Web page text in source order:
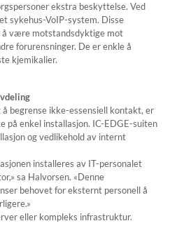
ekstra beskyttelse. Ved
sykehus-VoIP-system. Disse
å være motstandsdyktige mot
forurensninger. De er enkle å
kjemikalier.
begrense ikke-essensiell kontakt, er
på enkel installasjon. IC-EDGE-suiten
og vedlikehold av internt
installeres av IT-personalet
sa Halvorsen. «Denne
behovet for eksternt personell å
eller kompleks infrastruktur.